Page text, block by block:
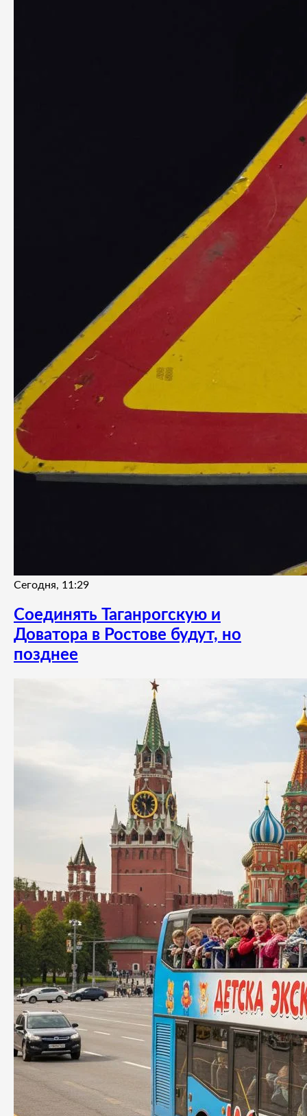
Сегодня, 11:29
Соединять Таганрогскую и
Доватора в Ростове будут, но
позднее